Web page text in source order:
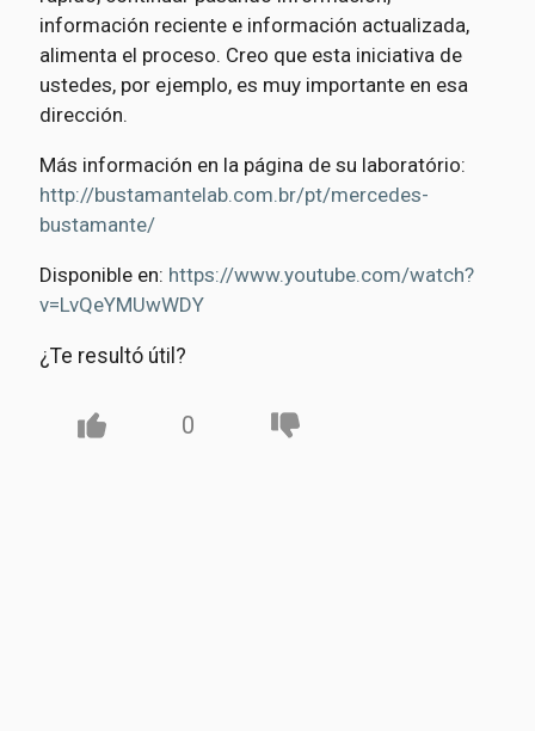
información reciente e información actualizada,
alimenta el proceso. Creo que esta iniciativa de
ustedes, por ejemplo, es muy importante en esa
dirección.
Más información en la página de su laboratório:
http://bustamantelab.com.br/pt/mercedes-
bustamante/
Disponible en: https://www.youtube.com/watch?
v=LvQeYMUwWDY
¿Te resultó útil?
0